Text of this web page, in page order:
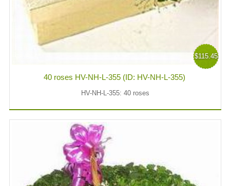
$115.45
40 roses HV-NH-L-355 (ID: HV-NH-L-355)
HV-NH-L-355: 40 roses